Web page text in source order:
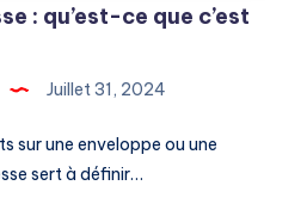
: qu’est-ce que c’est
Juillet 31, 2024
sur une enveloppe ou une
sert à définir…